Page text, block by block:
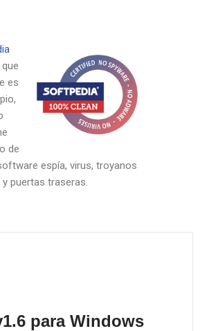
es
de
espía, virus, troyanos
y puertas traseras.
para Windows